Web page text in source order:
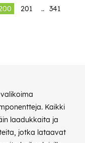
201 .. 341
Kaikki
laadukkaita ja
jotka lataavat